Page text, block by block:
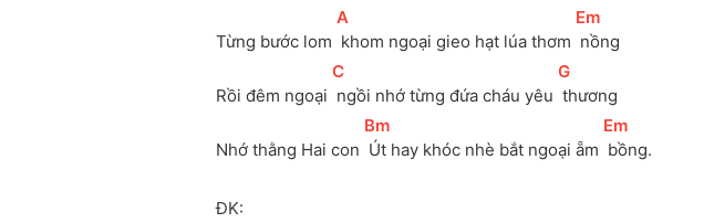
Từng bước lom
[
A
khom ngoại gieo hạt lúa thơm
[Em
nồng
Rồi đêm ngoại
[
C
ngồi nhớ từng đứa cháu yêu
[
G
thương
Nhớ thằng Hai con
[Bm
Út hay khóc nhè bắt ngoại ẵm
[Em
bồng.
ĐK: